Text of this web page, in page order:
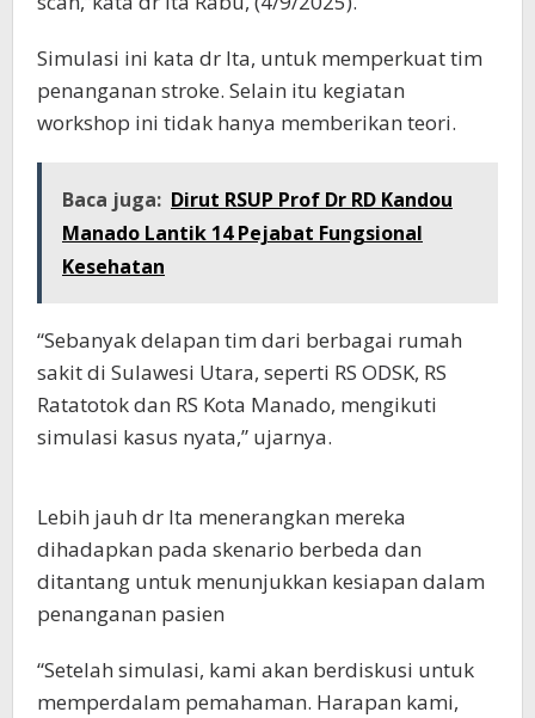
Simulasi ini kata dr Ita, untuk memperkuat tim
penanganan stroke. Selain itu kegiatan
workshop ini tidak hanya memberikan teori.
Baca juga: Dirut RSUP Prof Dr RD Kandou
Manado Lantik 14 Pejabat Fungsional
Kesehatan
“Sebanyak delapan tim dari berbagai rumah
sakit di Sulawesi Utara, seperti RS ODSK, RS
Ratatotok dan RS Kota Manado, mengikuti
simulasi kasus nyata,” ujarnya.
Lebih jauh dr Ita menerangkan mereka
dihadapkan pada skenario berbeda dan
ditantang untuk menunjukkan kesiapan dalam
penanganan pasien
“Setelah simulasi, kami akan berdiskusi untuk
memperdalam pemahaman. Harapan kami,